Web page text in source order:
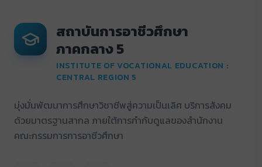
สถาบันการอาชีวศึกษา
ภาคกลาง 5
INSTITUTE OF VOCATIONAL EDUCATION :
CENTRAL REGION 5
มุ่งมั่นพัฒนาการศึกษาวิชาชีพสู่ความเป็นเลิศ บริการสังคม
ด้วยมาตรฐานสากล ภายใต้การกำกับดูแลของสำนักงาน
คณะกรรมการการอาชีวศึกษา